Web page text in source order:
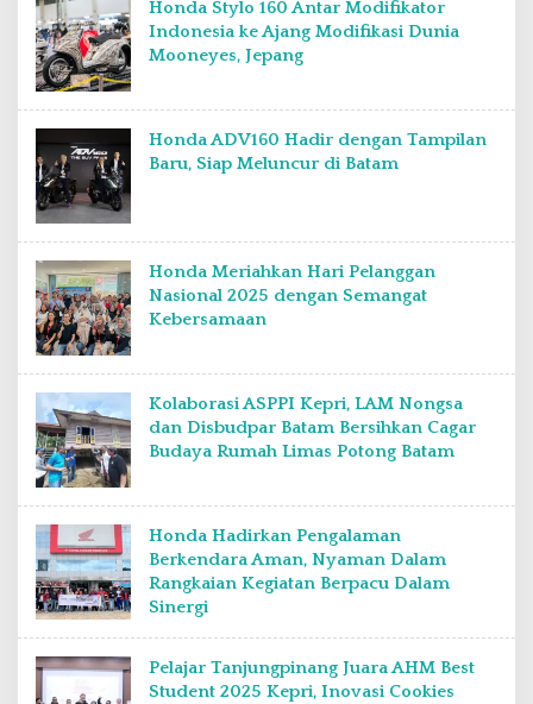
Honda Stylo 160 Antar Modifikator
Indonesia ke Ajang Modifikasi Dunia
Mooneyes, Jepang
Honda ADV160 Hadir dengan Tampilan
Baru, Siap Meluncur di Batam
Honda Meriahkan Hari Pelanggan
Nasional 2025 dengan Semangat
Kebersamaan
Kolaborasi ASPPI Kepri, LAM Nongsa
dan Disbudpar Batam Bersihkan Cagar
Budaya Rumah Limas Potong Batam
Honda Hadirkan Pengalaman
Berkendara Aman, Nyaman Dalam
Rangkaian Kegiatan Berpacu Dalam
Sinergi
Pelajar Tanjungpinang Juara AHM Best
Student 2025 Kepri, Inovasi Cookies